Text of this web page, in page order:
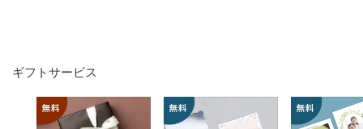
ギフトサービス